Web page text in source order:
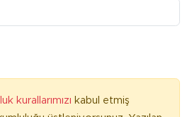
kurallarımızı kabul etmiş